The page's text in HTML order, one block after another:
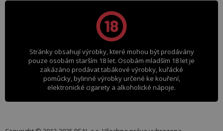
Stránky obsahují výrobky, které mohou být prodávány
pouze osobám starším 18 let. Osobám mladším 18 let je
zakázáno prodávat tabákové výrobky, kuřácké
pomůcky, bylinné výrobky určené ke kouření,
elektronické cigarety a alkoholické nápoje.